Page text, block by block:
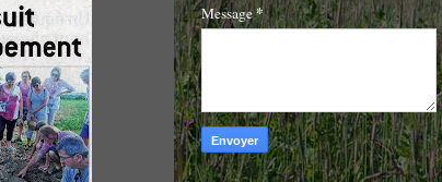
Message*